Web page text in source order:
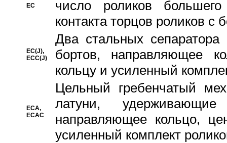
EC
число роликов
контакта торцов роликов с
EC(J),
ECC(J)
Два стальных сепаратора
бортов, направляющее
кольцу и усиленный
ECA,
ECAC
Цельный гребенчатый
латуни,
направляющее кольцо,
усиленный комплект